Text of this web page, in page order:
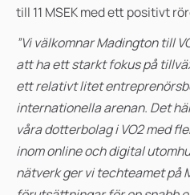
till 11 MSEK med ett positivt
”Vi välkomnar Madington till
att ha ett starkt fokus på
ett relativt litet
internationella arenan. Det
våra dotterbolag i VO2 med
inom online och digital
nätverk ger vi techteamet på